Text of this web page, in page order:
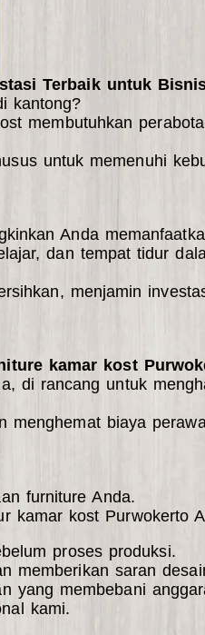
Terbaik untuk
kantong?
membutuhkan
untuk memenuhi
Anda
dan tempat tidur
menjamin
kamar kost
di rancang untuk
menghemat biaya
furniture Anda.
kamar kost Purwokerto
proses produksi.
memberikan saran
yang membebani
kami.